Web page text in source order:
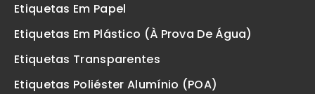
Etiquetas Em Papel
Etiquetas Em Plástico (à Prova De Água)
Etiquetas Transparentes
Etiquetas Poliéster Alumínio (POA)